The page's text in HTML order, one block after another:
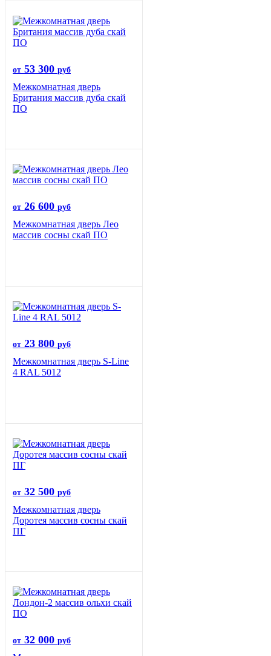
от 53 300 руб
Межкомнатная дверь
Британия массив дуба скай
ПО
от 26 600 руб
Межкомнатная дверь Лео
массив сосны скай ПО
от 23 800 руб
Межкомнатная дверь S-Line
4 RAL 5012
от 32 500 руб
Межкомнатная дверь
Доротея массив сосны скай
ПГ
от 32 000 руб